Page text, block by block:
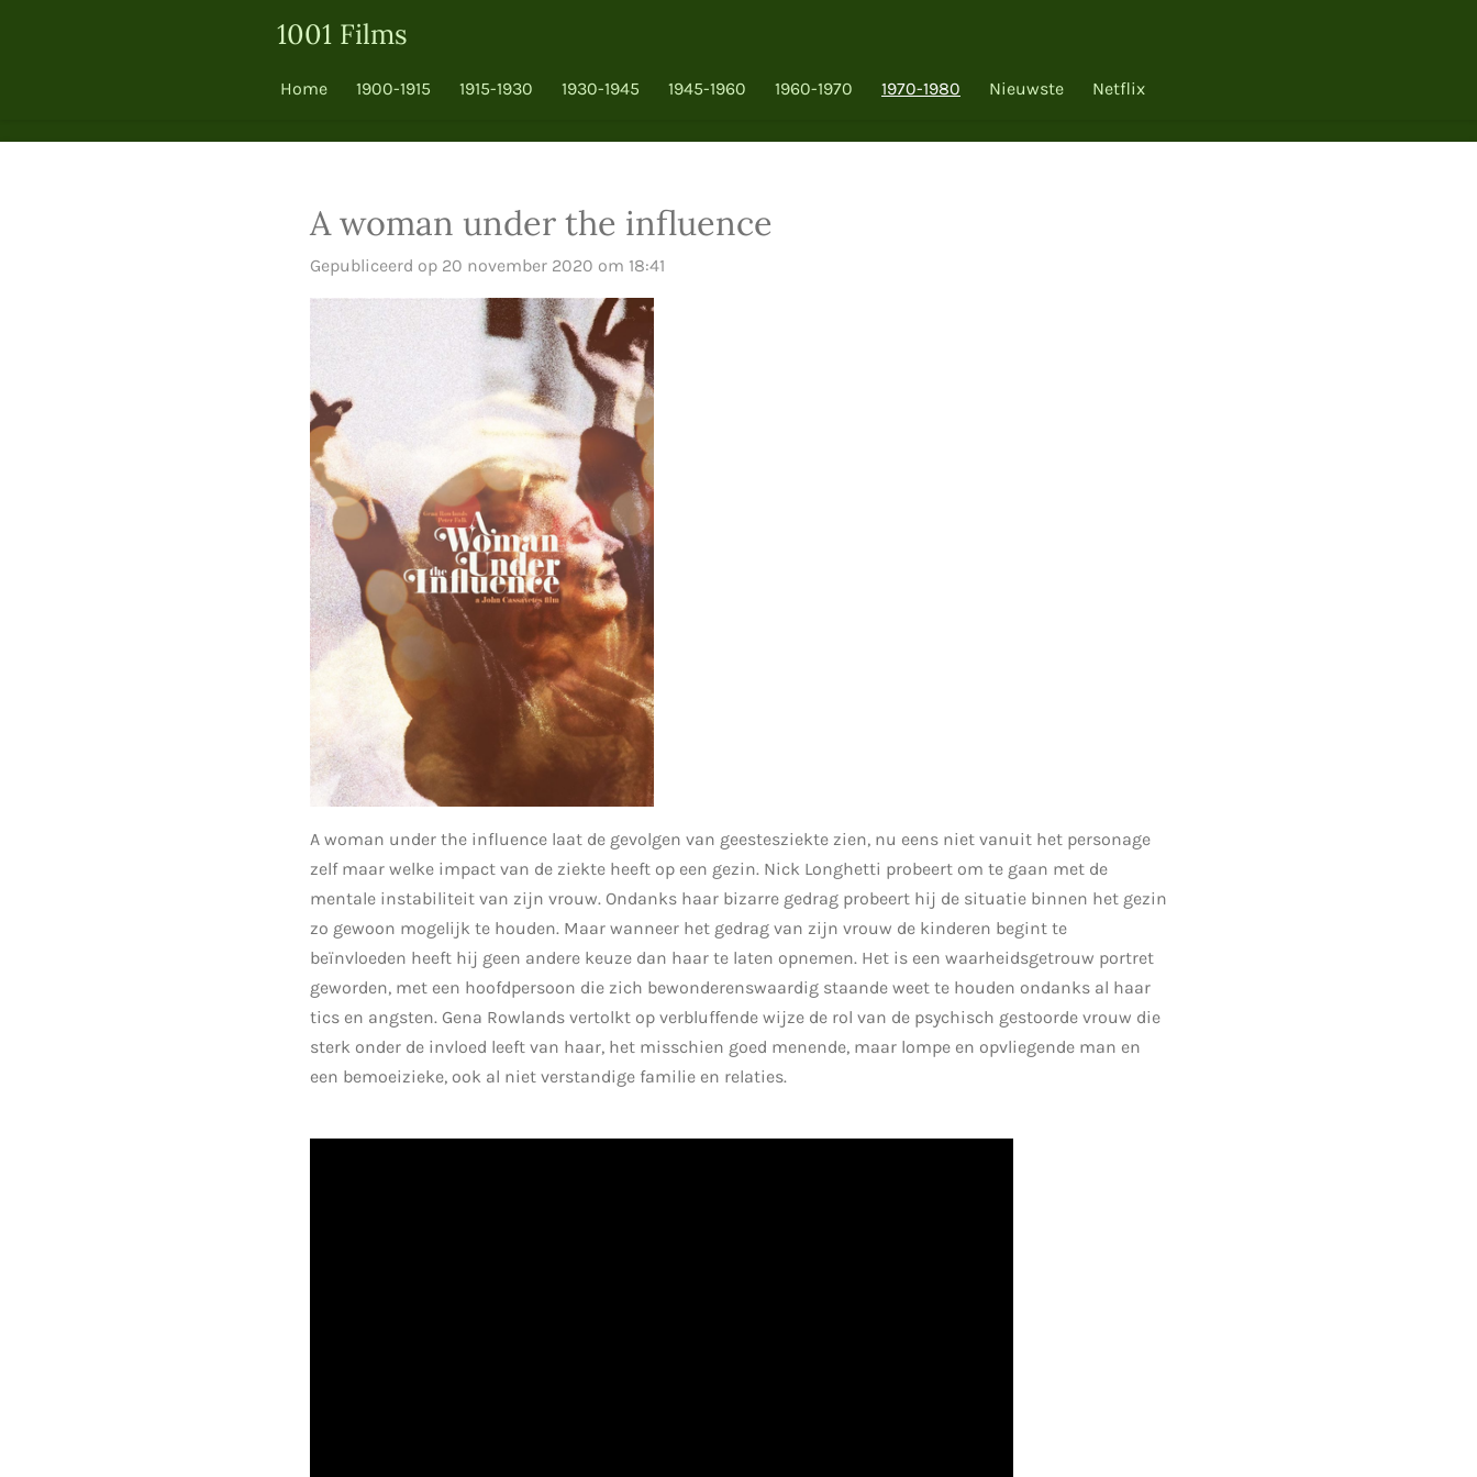
hoofdinhoud
1001 Films
Home 1900-1915 1915-1930 1930-1945 1945-1960 1960-1970 1970-1980 Nieuwste Netflix
A woman under the influence
Gepubliceerd op 20 november 2020 om 18:41
A woman under the influence laat de gevolgen van geestesziekte zien, nu eens niet vanuit het personage
zelf maar welke impact van de ziekte heeft op een gezin. Nick Longhetti probeert om te gaan met de
mentale instabiliteit van zijn vrouw. Ondanks haar bizarre gedrag probeert hij de situatie binnen het gezin
zo gewoon mogelijk te houden. Maar wanneer het gedrag van zijn vrouw de kinderen begint te
beïnvloeden heeft hij geen andere keuze dan haar te laten opnemen. Het is een waarheidsgetrouw portret
geworden, met een hoofdpersoon die zich bewonderenswaardig staande weet te houden ondanks al haar
tics en angsten. Gena Rowlands vertolkt op verbluffende wijze de rol van de psychisch gestoorde vrouw die
sterk onder de invloed leeft van haar, het misschien goed menende, maar lompe en opvliegende man en
een bemoeizieke, ook al niet verstandige familie en relaties.